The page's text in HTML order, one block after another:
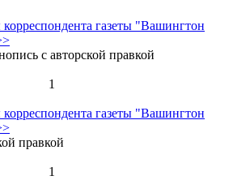
газеты "Вашингтон
с авторской правкой
1
газеты "Вашингтон
правкой
1